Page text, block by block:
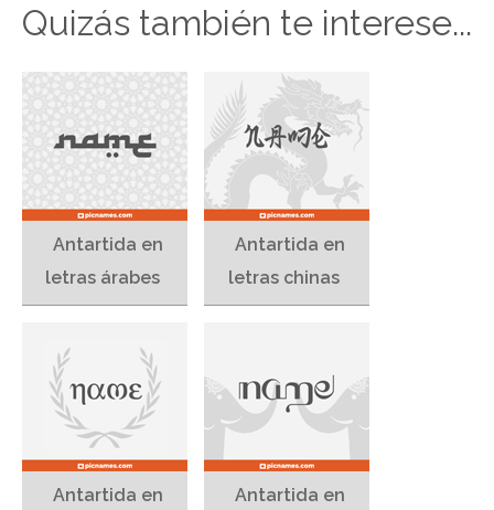
Quizás también te interese...
Antartida en
letras árabes
Antartida en
letras chinas
Antartida en
Antartida en